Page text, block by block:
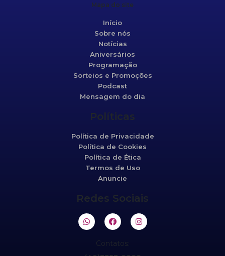
Mapa do site
Início
Sobre nós
Notícias
Aniversários
Programação
Sorteios e Promoções
Podcast
Mensagem do dia
Políticas
Política de Privacidade
Política de Cookies
Política de Ética
Termos de Uso
Anuncie
Redes Sociais
Contatos: